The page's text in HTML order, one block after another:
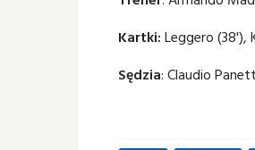
Kartki: Leggero (38'),
Sędzia: Claudio